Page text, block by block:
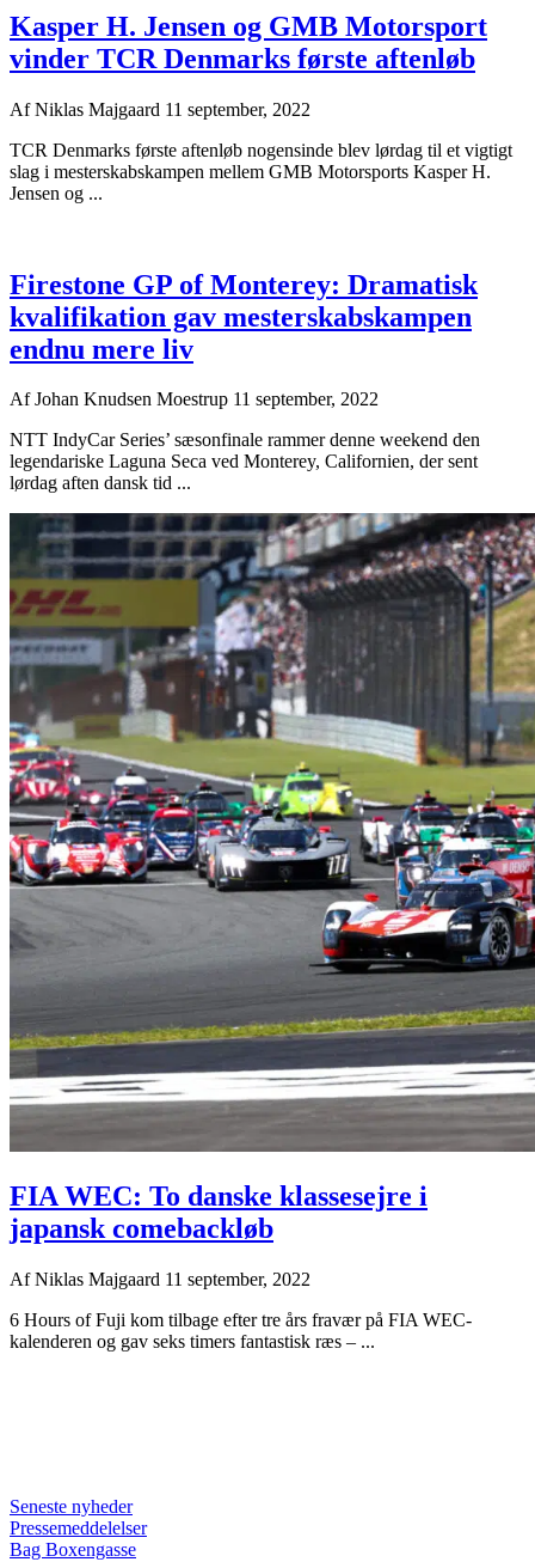
Kasper H. Jensen og GMB Motorsport
vinder TCR Denmarks første aftenløb
AfNiklas Majgaard 11 september, 2022
TCR Denmarks første aftenløb nogensinde blev lørdag til et vigtigt
slag i mesterskabskampen mellem GMB Motorsports Kasper H.
Jensen og ...
Firestone GP of Monterey: Dramatisk
kvalifikation gav mesterskabskampen
endnu mere liv
AfJohan Knudsen Moestrup 11 september, 2022
NTT IndyCar Series’ sæsonfinale rammer denne weekend den
legendariske Laguna Seca ved Monterey, Californien, der sent
lørdag aften dansk tid ...
FIA WEC: To danske klassesejre i
japansk comebackløb
AfNiklas Majgaard 11 september, 2022
6 Hours of Fuji kom tilbage efter tre års fravær på FIA WEC-
kalenderen og gav seks timers fantastisk ræs – ...
Seneste nyheder
Pressemeddelelser
Bag Boxengasse